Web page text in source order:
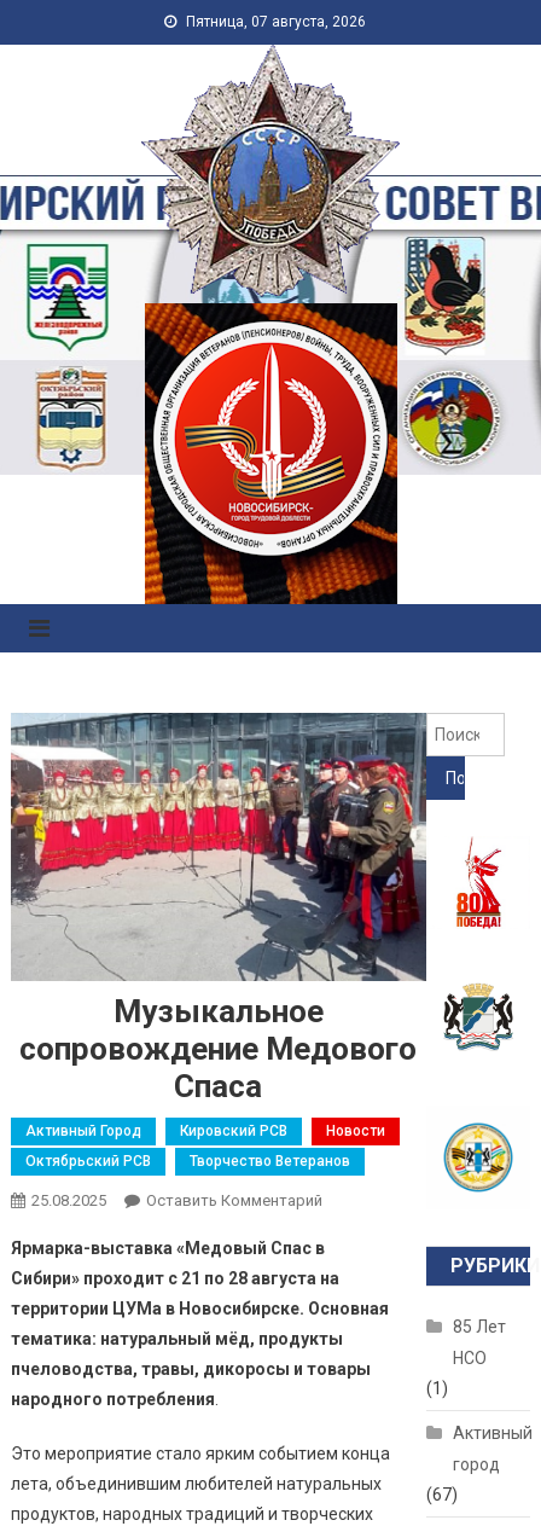
Пятница, 07 августа, 2026
Новосибирская Городская
Общественная Организация
Ветеранов-Пенсионеров
Войны, Труда, Военной
Службы и
Правоохранительных
Органов
Музыкальное
сопровождение Медового
Спаса
Активный Город Кировский РСВ
Новости
Октябрьский РСВ
Творчество Ветеранов
25.08.2025 Оставить Комментарий
Ярмарка-выставка «Медовый Спас в
Сибири» проходит с 21 по 28 августа на
территории ЦУМа в Новосибирске. Основная
тематика: натуральный мёд, продукты
пчеловодства, травы, дикоросы и товары
народного потребления
Это мероприятие стало ярким событием конца
лета, объединившим любителей натуральных
продуктов, народных традиций и творческих
РУБРИКИ
85 Лет
НСО
(1)
Активный
город
(67)